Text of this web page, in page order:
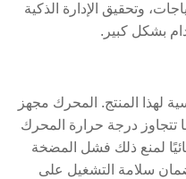
وتحقيق الإدارة الذكية
بشكل كبير.
لهذا المنتج. المحرك مجهز
تتجاوز درجة حرارة المحرك
لمنع ذلك فشل المضخة
سلامة التشغيل على